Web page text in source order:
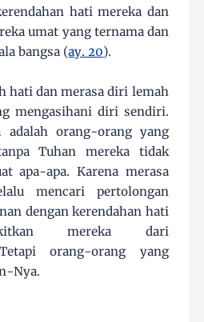
hati mereka dan
umat yang ternama dan
bangsa (ay. 20).
hati dan merasa diri lemah
mengasihani diri sendiri.
adalah orang-orang yang
Tuhan mereka tidak
apa-apa. Karena merasa
mencari pertolongan
dengan kerendahan hati
mereka dari
orang-orang yang
Nya.